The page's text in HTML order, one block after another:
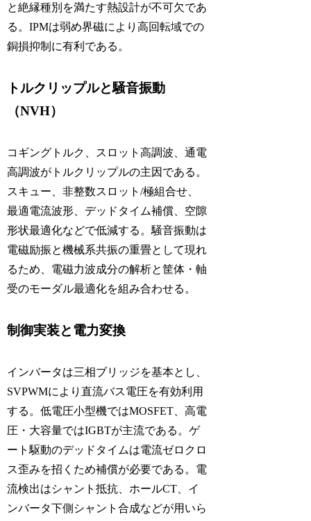
と絶縁種別を満たす熱設計が不可欠であ
る。IPMは弱め界磁により高回転域での
銅損抑制に有利である。
トルクリップルと騒音振動
（NVH）
コギングトルク、スロット高調波、通電
高調波がトルクリップルの主因である。
スキュー、非整数スロット/極組合せ、
最適電流波形、デッドタイム補償、空隙
形状最適化などで低減する。騒音振動は
電磁励振と機械系共振の重畳として現れ
るため、電磁力波成分の解析と筐体・軸
受のモーダル最適化を組み合わせる。
制御実装と電力変換
インバータは三相ブリッジを基本とし、
SVPWMにより直流バス電圧を有効利用
する。低電圧小型機ではMOSFET、高電
圧・大容量ではIGBTが主流である。ゲ
ート駆動のデッドタイムは電流ゼロクロ
ス歪みを招くため補償が必要である。電
流検出はシャント抵抗、ホールCT、イ
ンバータ下側シャント合成などが用いら